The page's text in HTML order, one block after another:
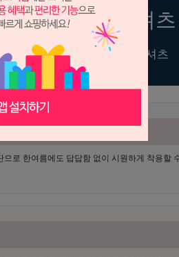
알로하 반팔 셔츠
소재 · 통기성 좋은 바캉스 셔츠
으로 한여름에도 답답함 없이 시원하게 착용할